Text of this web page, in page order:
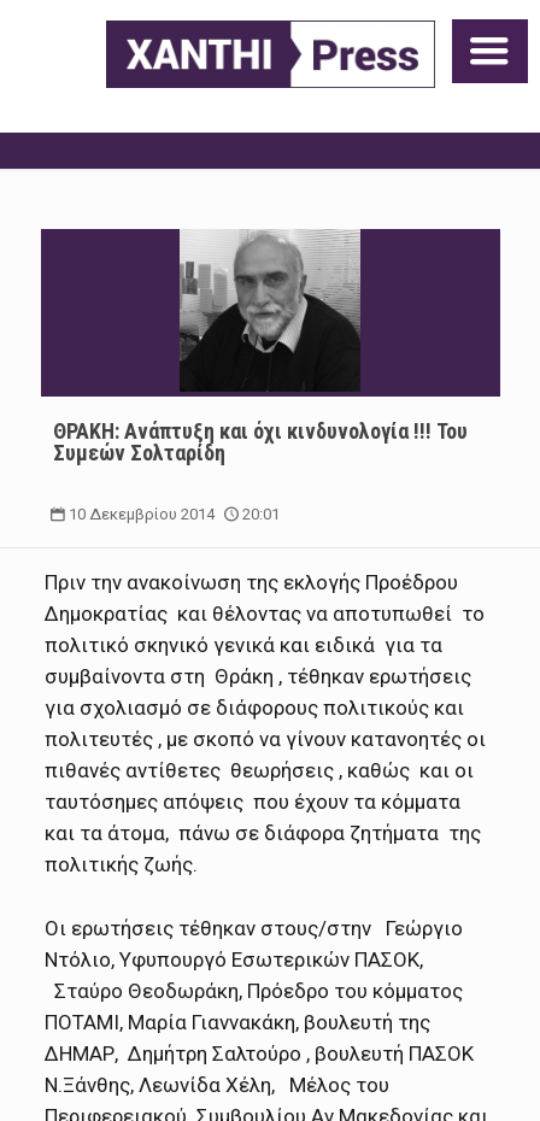
ΘΡΑΚΗ: Ανάπτυξη και όχι κινδυνολογία !!! Του
Συμεών Σολταρίδη
10 Δεκεμβρίου 2014 20:01
Πριν την ανακοίνωση της εκλογής Προέδρου
Δημοκρατίας και θέλοντας να αποτυπωθεί το
πολιτικό σκηνικό γενικά και ειδικά για τα
συμβαίνοντα στη Θράκη , τέθηκαν ερωτήσεις
για σχολιασμό σε διάφορους πολιτικούς και
πολιτευτές , με σκοπό να γίνουν κατανοητές οι
πιθανές αντίθετες θεωρήσεις , καθώς και οι
ταυτόσημες απόψεις που έχουν τα κόμματα
και τα άτομα, πάνω σε διάφορα ζητήματα της
πολιτικής ζωής.
Οι ερωτήσεις τέθηκαν στους/στην Γεώργιο
Ντόλιο, Υφυπουργό Εσωτερικών ΠΑΣΟΚ,
Σταύρο Θεοδωράκη, Πρόεδρο του κόμματος
ΠΟΤΑΜΙ, Μαρία Γιαννακάκη, βουλευτή της
ΔΗΜΑΡ, Δημήτρη Σαλτούρο , βουλευτή ΠΑΣΟΚ
Ν.Ξάνθης, Λεωνίδα Χέλη, Μέλος του
Περιφερειακού Συμβουλίου Αν.Μακεδονίας και